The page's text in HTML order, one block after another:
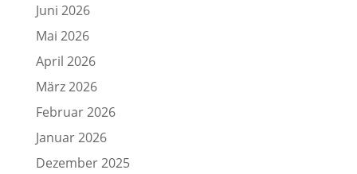
Juni 2026
Mai 2026
April 2026
März 2026
Februar 2026
Januar 2026
Dezember 2025